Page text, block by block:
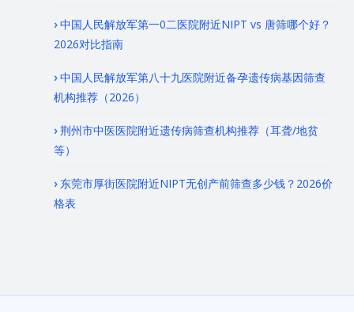
中国人民解放军第一0二医院附近NIPT vs 唐筛哪个好？
2026对比指南
中国人民解放军第八十九医院附近备孕遗传病基因筛查
机构推荐（2026）
荆州市中医医院附近遗传病筛查机构推荐（耳聋/地贫
等）
东莞市厚街医院附近NIPT无创产前筛查多少钱？2026价
格表